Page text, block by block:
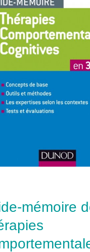
mémoire